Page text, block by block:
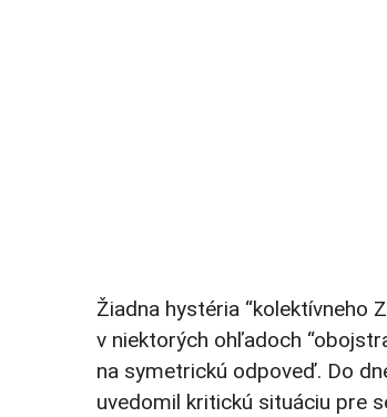
Žiadna hystéria “kolektívneho
v niektorých ohľadoch
na symetrickú odpoveď. Do
uvedomil kritickú situáciu pre